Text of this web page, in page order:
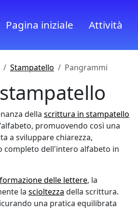
Pagina iniziale Attività
Stampatello Pangrammi
della scrittura in stampatello
promuovendo così una
a sviluppare chiarezza,
completo dell'intero alfabeto in
formazione delle lettere, la
la scioltezza della scrittura.
una pratica equilibrata